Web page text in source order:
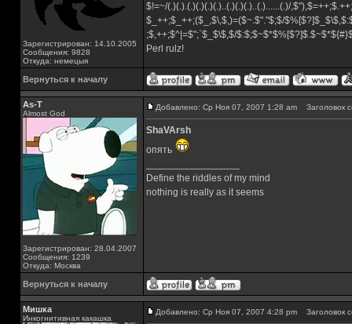
Зарегистрирован: 14.10.2005
Сообщения: 9828
Откуда: немецыя
$!=~/(.)(.).(.)(.)(.)(.)..(.)(.)(.)..(.)......(.)/
$_++;$_++;($_,$\,$,)=($~.$"."$;$/
;$,++;$^|=$";`$_$\$,$/
Perl rulz!
Вернуться к началу
As-T
Almost God
Зарегистрирован: 28.04.2007
Сообщения: 1239
Откуда: Москва
Добавлено: Ср Ноя 07, 2007 1:28 am Заголовок
ShaVArsh
опять
Define the riddles of my mind
nothing is really as it seems
Вернуться к началу
Мишка
Инкогнитивная какашка
Добавлено: Ср Ноя 07, 2007 4:28 pm Заголовок